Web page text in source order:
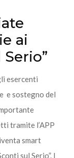
ai
esercenti
e sostegno del
tramite l’APP
smart
sul Serio”. I